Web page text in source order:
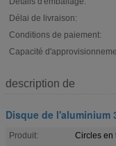
Délai de livraison:
Conditions de paiement:
Capacité
description de
Disque de l'aluminium
Produit:
Circles en